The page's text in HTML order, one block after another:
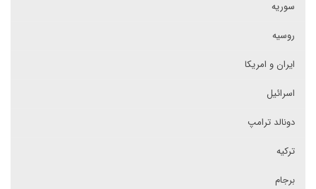
سوریه
روسیه
ایران و امریکا
اسرائیل
دونالد ترامپ
ترکیه
برجام